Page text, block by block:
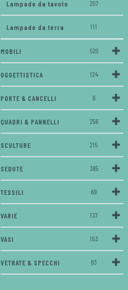
Lampade da tavolo 207
Lampade da terra 111
MOBILI 520
OGGETTISTICA 124
PORTE & CANCELLI 6
QUADRI & PANNELLI 256
SCULTURE 215
SEDUTE 385
TESSILI 69
VARIE 137
VASI 153
VETRATE & SPECCHI 83